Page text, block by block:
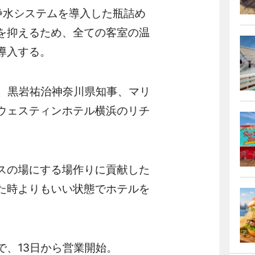
システムを導入した瓶詰め
抑えるため、全ての客室の温
する。
岩祐治神奈川県知事、マリ
ェスティンホテル横浜のリチ
場にする場作りに貢献した
時よりもいい状態でホテルを
13日から営業開始。